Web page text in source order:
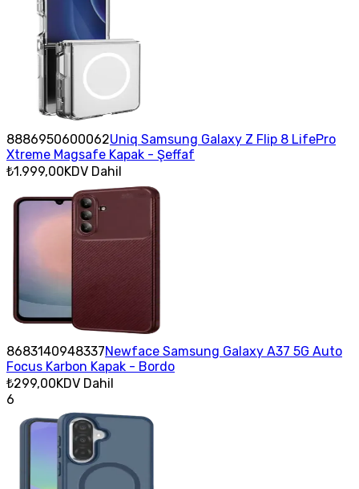
8886950600062Uniq Samsung Galaxy Z Flip 8 LifePro
Xtreme Magsafe Kapak - Şeffaf
₺1.999,00KDV Dahil
8683140948337Newface Samsung Galaxy A37 5G Auto
Focus Karbon Kapak - Bordo
₺299,00KDV Dahil
6